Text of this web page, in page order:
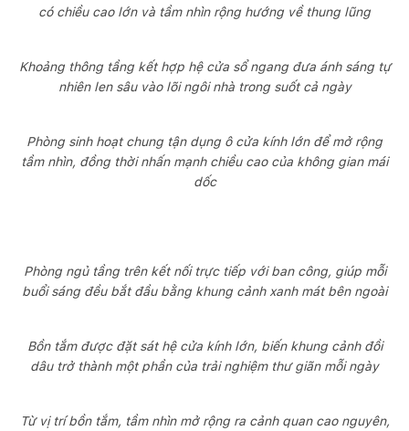
có chiều cao lớn và tầm nhìn rộng hướng về thung lũng
Khoảng thông tầng kết hợp hệ cửa sổ ngang đưa ánh sáng tự
nhiên len sâu vào lõi ngôi nhà trong suốt cả ngày
Phòng sinh hoạt chung tận dụng ô cửa kính lớn để mở rộng
tầm nhìn, đồng thời nhấn mạnh chiều cao của không gian mái
dốc
Phòng ngủ tầng trên kết nối trực tiếp với ban công, giúp mỗi
buổi sáng đều bắt đầu bằng khung cảnh xanh mát bên ngoài
Bồn tắm được đặt sát hệ cửa kính lớn, biến khung cảnh đồi
dâu trở thành một phần của trải nghiệm thư giãn mỗi ngày
Từ vị trí bồn tắm, tầm nhìn mở rộng ra cảnh quan cao nguyên,